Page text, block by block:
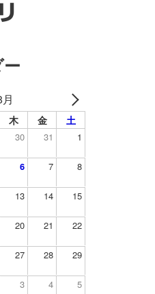
木 金 土
30 31 1
6 7 8
13 14 15
20 21 22
27 28 29
3 4 5